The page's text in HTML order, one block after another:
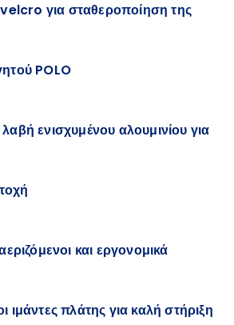
για σταθεροποίηση της
POLO
ενισχυμένου αλουμινίου για
και εργονομικά
ιμάντες πλάτης για καλή στήριξη